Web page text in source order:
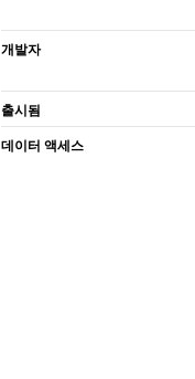
개발자
출시됨
데이터 액세스